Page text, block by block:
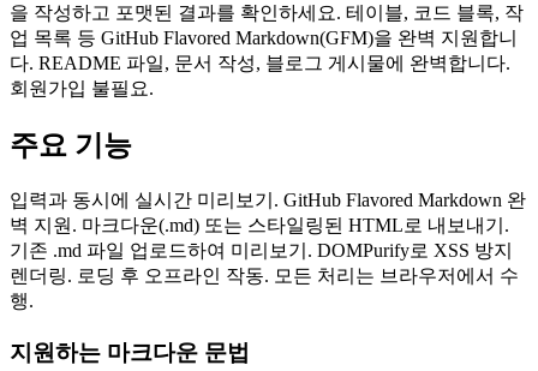
을 작성하고 포맷된 결과를 확인하세요. 테이블, 코드 블록, 작
업 목록 등 GitHub Flavored Markdown(GFM)을 완벽 지원합니
다. README 파일, 문서 작성, 블로그 게시물에 완벽합니다.
회원가입 불필요.
주요 기능
입력과 동시에 실시간 미리보기. GitHub Flavored Markdown 완
벽 지원. 마크다운(.md) 또는 스타일링된 HTML로 내보내기.
기존 .md 파일 업로드하여 미리보기. DOMPurify로 XSS 방지
렌더링. 로딩 후 오프라인 작동. 모든 처리는 브라우저에서 수
행.
지원하는 마크다운 문법